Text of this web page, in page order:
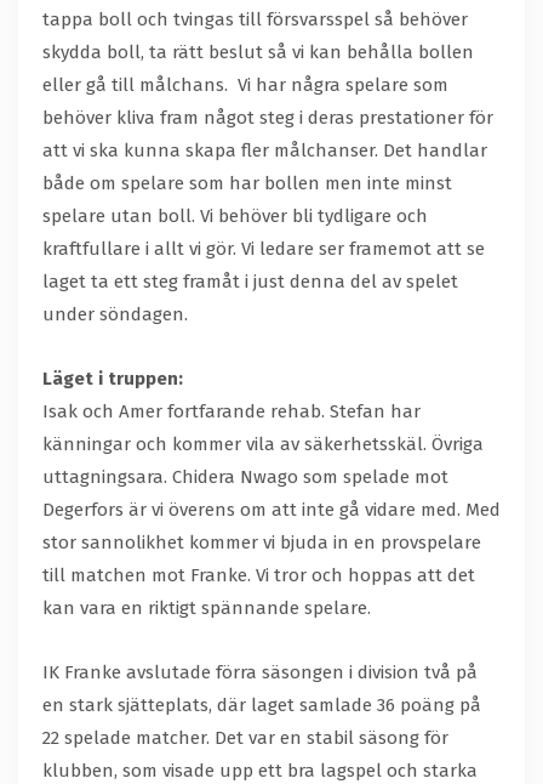
tappa boll och tvingas till försvarsspel så behöver
skydda boll, ta rätt beslut så vi kan behålla bollen
eller gå till målchans. Vi har några spelare som
behöver kliva fram något steg i deras prestationer för
att vi ska kunna skapa fler målchanser. Det handlar
både om spelare som har bollen men inte minst
spelare utan boll. Vi behöver bli tydligare och
kraftfullare i allt vi gör. Vi ledare ser framemot att se
laget ta ett steg framåt i just denna del av spelet
under söndagen.
Läget i truppen:
Isak och Amer fortfarande rehab. Stefan har
känningar och kommer vila av säkerhetsskäl. Övriga
uttagningsara. Chidera Nwago som spelade mot
Degerfors är vi överens om att inte gå vidare med. Med
stor sannolikhet kommer vi bjuda in en provspelare
till matchen mot Franke. Vi tror och hoppas att det
kan vara en riktigt spännande spelare.
IK Franke avslutade förra säsongen i division två på
en stark sjätteplats, där laget samlade 36 poäng på
22 spelade matcher. Det var en stabil säsong för
klubben, som visade upp ett bra lagspel och starka